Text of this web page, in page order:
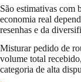
São estimativas com
economia real
resenhas e da
Misturar pedido de
volume total
categoria de alta